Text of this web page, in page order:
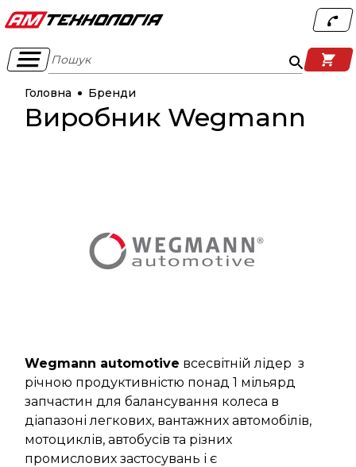
Пошук
Головна Бренди
Виробник Wegmann
Wegmann automotive всесвітній лідер з
річною продуктивністю понад 1 мільярд
запчастин для балансування колеса в
діапазоні легкових, вантажних автомобілів,
мотоциклів, автобусів та різних
промислових застосувань і є